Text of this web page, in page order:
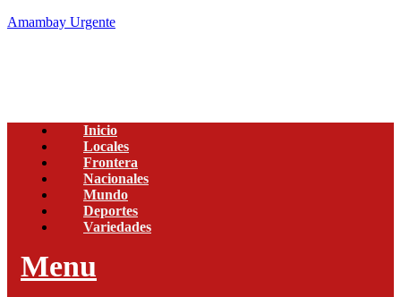
Amambay Urgente
Inicio
Locales
Frontera
Nacionales
Mundo
Deportes
Variedades
Menu